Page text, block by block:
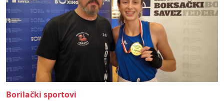
Borilački sportovi